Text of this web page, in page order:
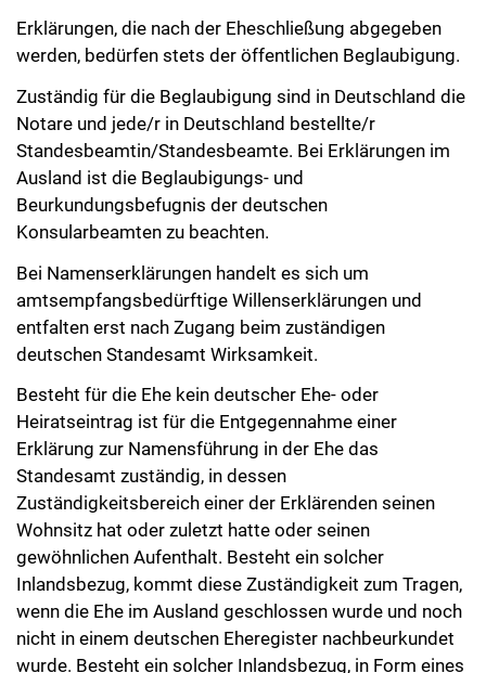
Erklärungen, die nach der Eheschließung abgegeben
werden, bedürfen stets der öffentlichen Beglaubigung.
Zuständig für die Beglaubigung sind in Deutschland die
Notare und jede/r in Deutschland bestellte/r
Standesbeamtin/Standesbeamte. Bei Erklärungen im
Ausland ist die Beglaubigungs- und
Beurkundungsbefugnis der deutschen
Konsularbeamten zu beachten.
Bei Namenserklärungen handelt es sich um
amtsempfangsbedürftige Willenserklärungen und
entfalten erst nach Zugang beim zuständigen
deutschen Standesamt Wirksamkeit.
Besteht für die Ehe kein deutscher Ehe- oder
Heiratseintrag ist für die Entgegennahme einer
Erklärung zur Namensführung in der Ehe das
Standesamt zuständig, in dessen
Zuständigkeitsbereich einer der Erklärenden seinen
Wohnsitz hat oder zuletzt hatte oder seinen
gewöhnlichen Aufenthalt. Besteht ein solcher
Inlandsbezug, kommt diese Zuständigkeit zum Tragen,
wenn die Ehe im Ausland geschlossen wurde und noch
nicht in einem deutschen Eheregister nachbeurkundet
wurde. Besteht ein solcher Inlandsbezug, in Form eines